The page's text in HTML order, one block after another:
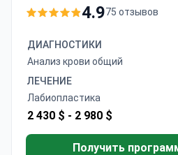
лекарства, 4–5 ночей в
центр в Анталье
включено» с
услугами перевода.
4.975 отзывов
ДИАГНОСТИКИ
Анализ крови общий
ЛЕЧЕНИЕ
Лабиопластика
2 430 $ - 2 980 $
Получить